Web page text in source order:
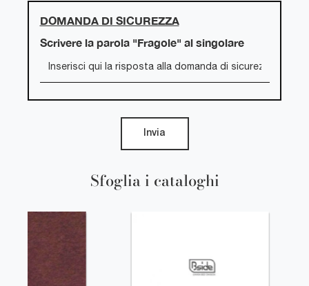
Sfoglia i cataloghi
DOMANDA DI SICUREZZA
Scrivere la parola "Fragole" al singolare
Invia